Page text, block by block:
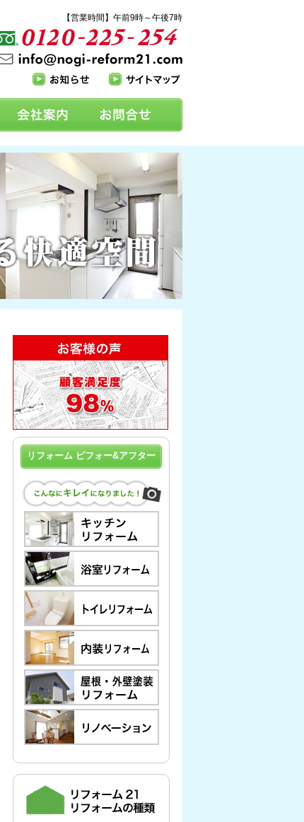
【営業時間】午前9時～午後7時
リフォーム ビフォー&アフター